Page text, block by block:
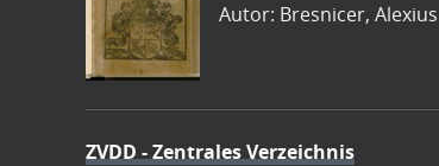
Autor: Bresnicer, Alexius
ZVDD - Zentrales Verzeichnis